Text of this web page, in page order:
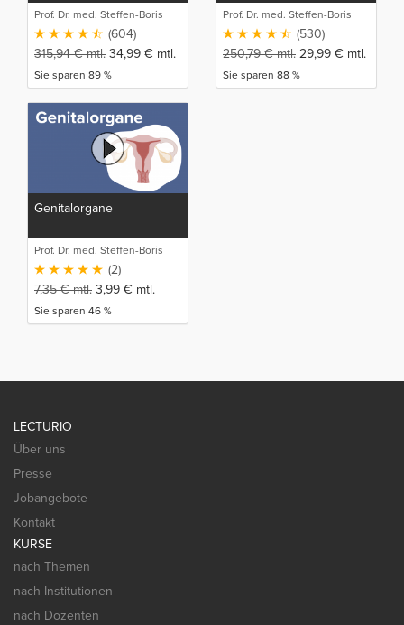
Prof. Dr. med. Steffen-Boris
Wirth (1)
(604)
315,94€mtl. 34,99 € mtl.
Sie sparen 89 %
medizinische
Auszubildende
Prof. Dr. med. Steffen-Boris
Wirth (1)
(530)
250,79€mtl. 29,99 € mtl.
Sie sparen 88 %
Genitalorgane
Prof. Dr. med. Steffen-Boris
Wirth (1)
(2)
7,35€mtl. 3,99 € mtl.
Sie sparen 46 %
LECTURIO
Über uns
Presse
Jobangebote
Kontakt
KURSE
nach Themen
nach Institutionen
nach Dozenten